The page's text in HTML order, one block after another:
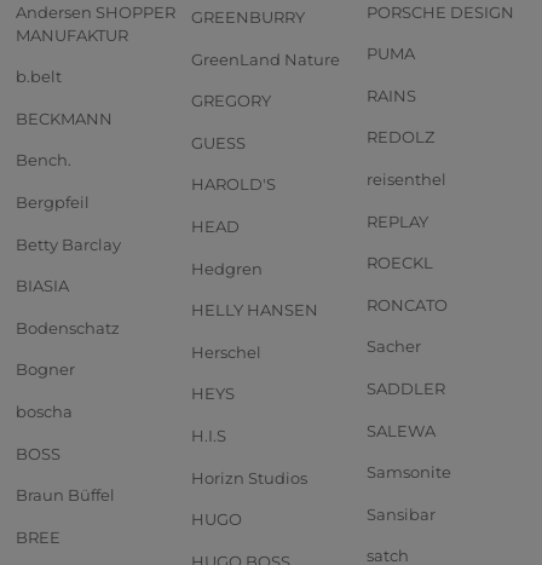
Andersen SHOPPER
MANUFAKTUR
b.belt
BECKMANN
Bench.
Bergpfeil
Betty Barclay
BIASIA
Bodenschatz
Bogner
boscha
BOSS
Braun Büffel
BREE
GREENBURRY
GreenLand Nature
GREGORY
GUESS
HAROLD'S
HEAD
Hedgren
HELLY HANSEN
Herschel
HEYS
H.I.S
Horizn Studios
HUGO
HUGO BOSS
PORSCHE DESIGN
PUMA
RAINS
REDOLZ
reisenthel
REPLAY
ROECKL
RONCATO
Sacher
SADDLER
SALEWA
Samsonite
Sansibar
satch